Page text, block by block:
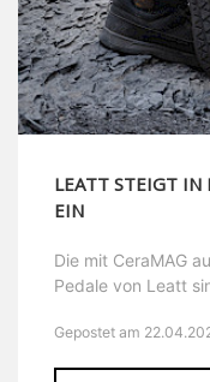
LEATT STEIGT
EIN
Die mit CeraMAG
Pedale von Leatt
Gepostet am